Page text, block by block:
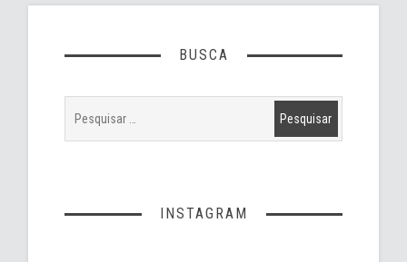
BUSCA
INSTAGRAM